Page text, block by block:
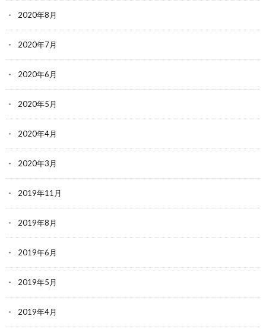
2020年8月
2020年7月
2020年6月
2020年5月
2020年4月
2020年3月
2019年11月
2019年8月
2019年6月
2019年5月
2019年4月